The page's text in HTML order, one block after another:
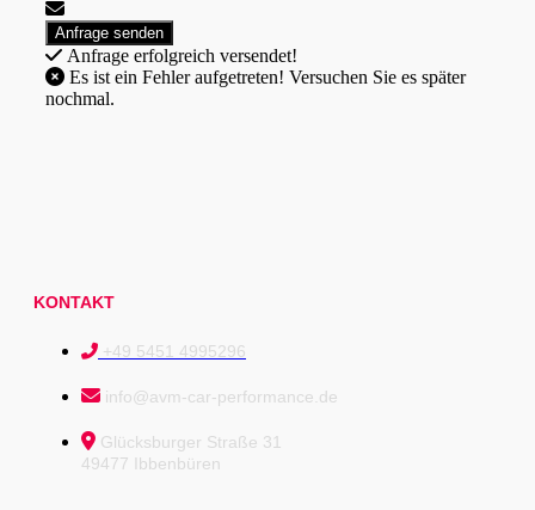
Anfrage erfolgreich versendet!
nochmal.
KONTAKT
+49 5451 4995296
info@avm-car-performance.de
Glücksburger Straße 31
49477 Ibbenbüren